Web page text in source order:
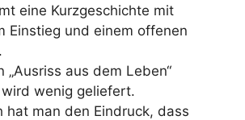
eine Kurzgeschichte mit
Einstieg und einem offenen
„Ausriss aus dem Leben“
wenig geliefert.
hat man den Eindruck, dass